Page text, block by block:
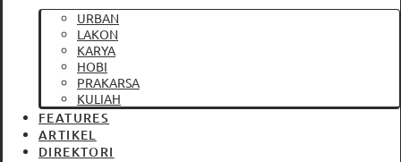
URBAN
LAKON
KARYA
HOBI
PRAKARSA
KULIAH
FEATURES
ARTIKEL
DIREKTORI